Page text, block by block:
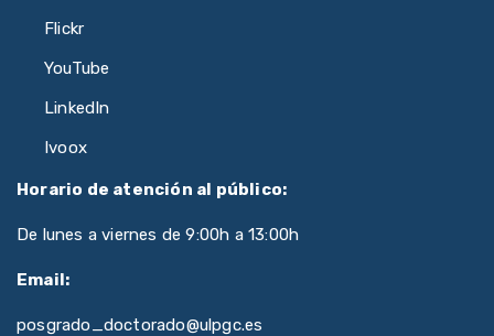
Flickr
YouTube
LinkedIn
Ivoox
Horario de atención al público:
De lunes a viernes de 9:00h a 13:00h
Email:
posgrado_doctorado@ulpgc.es